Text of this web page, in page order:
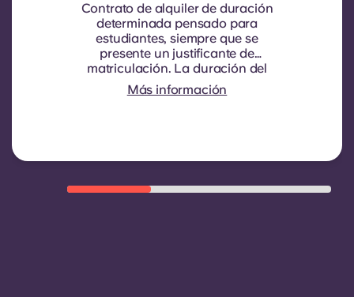
Contrato de alquiler de duración
determinada pensado para
estudiantes, siempre que se
presente un justificante de
matriculación. La duración del
contrato es de nueve meses. La
renovación no es automática, pero
buen historial de pagos, un
disponibilidad de habitaciones.
Más información